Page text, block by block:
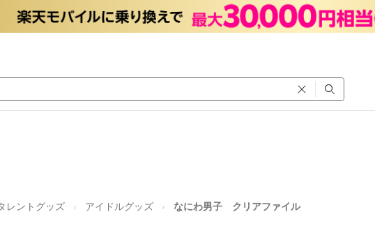
レントグッズ アイドルグッズ なにわ男子 クリアファイル